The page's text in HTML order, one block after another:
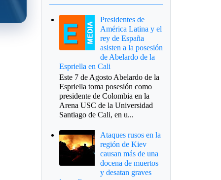
Presidentes de
América Latina y el
rey de España
asisten a la posesión
de Abelardo de la
Espriella en Cali
Este 7 de Agosto Abelardo de la
Espriella toma posesión como
presidente de Colombia en la
Arena USC de la Universidad
Santiago de Cali, en u...
Ataques rusos en la
región de Kiev
causan más de una
docena de muertos
y desatan graves